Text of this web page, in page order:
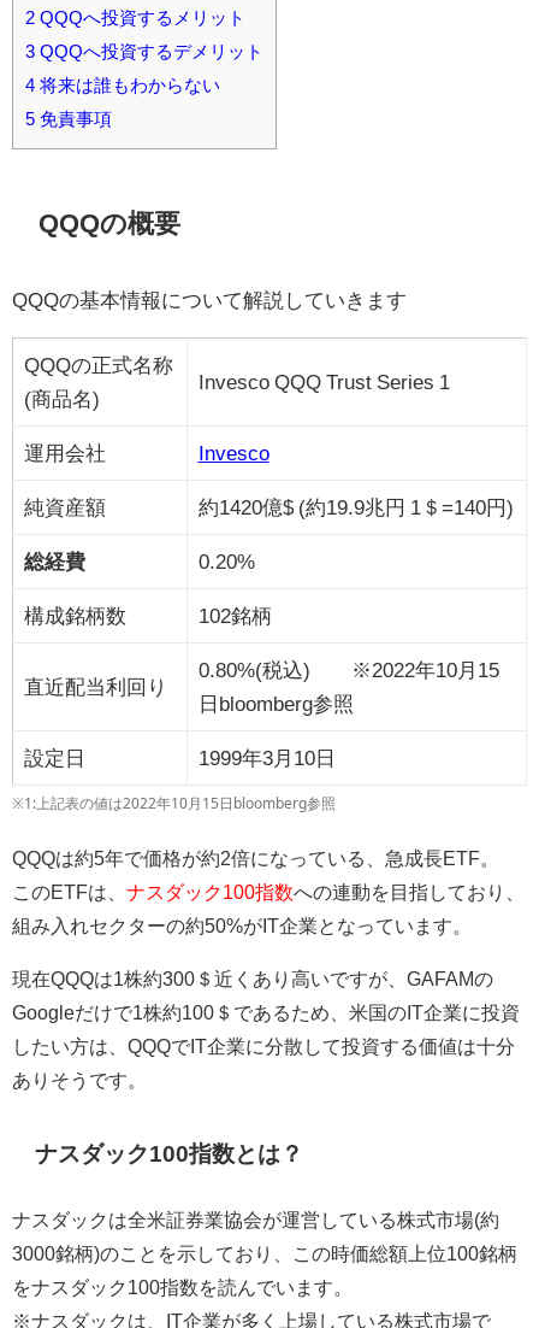
2 QQQへ投資するメリット
3 QQQへ投資するデメリット
4 将来は誰もわからない
5 免責事項
QQQの概要
QQQの基本情報について解説していきます
QQQの正式名称
(商品名)
Invesco QQQ Trust Series 1
運用会社 Invesco
純資産額 約1420億$ (約19.9兆円 1＄=140円)
総経費 0.20%
構成銘柄数 102銘柄
直近配当利回り
0.80%(税込) ※2022年10月15
日bloomberg参照
設定日 1999年3月10日
※1:上記表の値は2022年10月15日bloomberg参照
QQQは約5年で価格が約2倍になっている、急成長ETF。
このETFは、 ナスダック100指数への連動を目指しており、
組み入れセクターの約50%がIT企業となっています。
現在QQQは1株約300＄近くあり高いですが、GAFAMの
Googleだけで1株約100＄であるため、米国のIT企業に投資
したい方は、QQQでIT企業に分散して投資する価値は十分
ありそうです。
ナスダック100指数とは？
ナスダックは全米証券業協会が運営している株式市場(約
3000銘柄)のことを示しており、この時価総額上位100銘柄
をナスダック100指数を読んでいます。
※ナスダックは、IT企業が多く上場している株式市場で